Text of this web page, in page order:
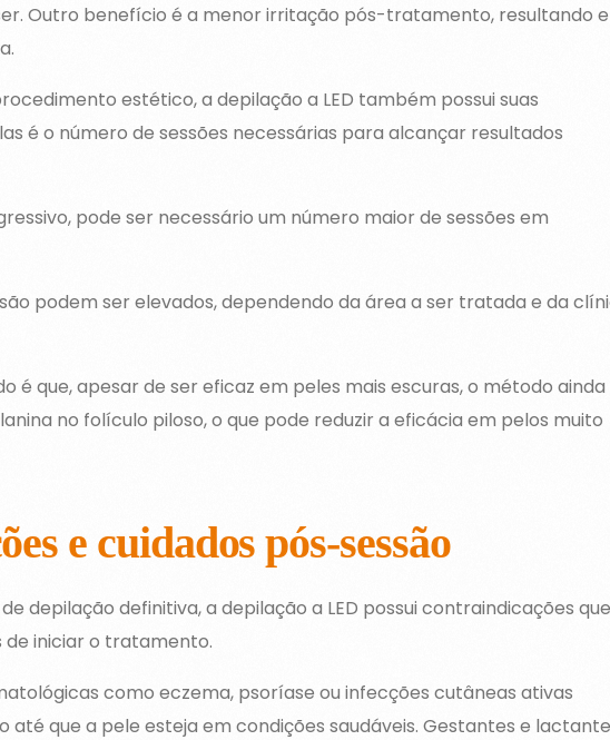
Outro benefício é a menor irritação pós-tratamento, resultando
estético, a depilação a LED também possui suas
é o número de sessões necessárias para alcançar resultados
pode ser necessário um número maior de sessões em
podem ser elevados, dependendo da área a ser tratada e da
é que, apesar de ser eficaz em peles mais escuras, o método ainda
no folículo piloso, o que pode reduzir a eficácia em pelos muito
e cuidados pós-sessão
depilação definitiva, a depilação a LED possui contraindicações que
iniciar o tratamento.
como eczema, psoríase ou infecções cutâneas ativas
que a pele esteja em condições saudáveis. Gestantes e